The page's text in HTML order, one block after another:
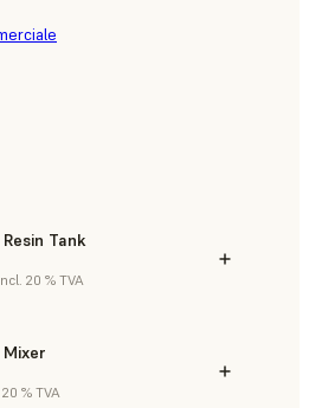
Tank
20 % TVA
% TVA